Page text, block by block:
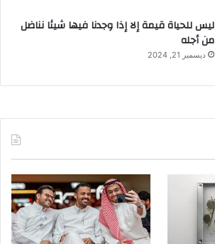
ليس للحياة قيمة إلا إذا وجدنا فيها شيئا نناضل
من أجله
ديسمبر 21, 2024